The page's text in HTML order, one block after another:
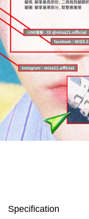
Specification